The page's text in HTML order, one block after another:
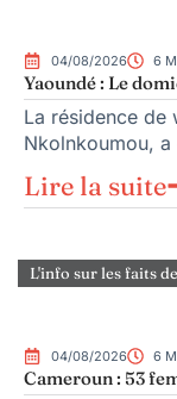
04/08/2026 6
Yaoundé : Le
La résidence de
Nkolnkoumou,
Lire la suite
L'info sur les faits
04/08/2026 6
Cameroun : 53